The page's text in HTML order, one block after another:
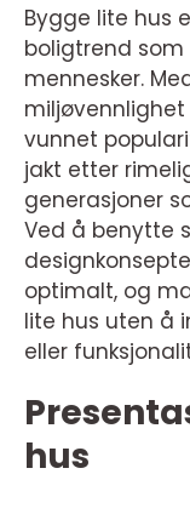
Bygge lite hus
boligtrend
mennesker.
vunnet
jakt etter
generasjoner
Ved å benytte
optimalt, og
lite hus uten å
eller
hus